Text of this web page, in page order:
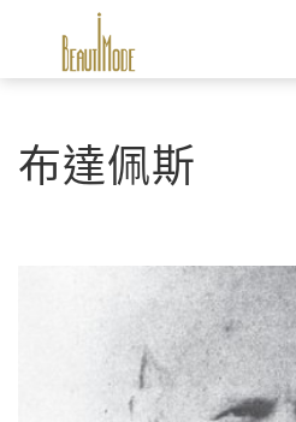
布達佩斯